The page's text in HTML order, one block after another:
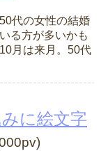
代の女性の結婚
る方が多いかも
月は来月。50代
に絵文字